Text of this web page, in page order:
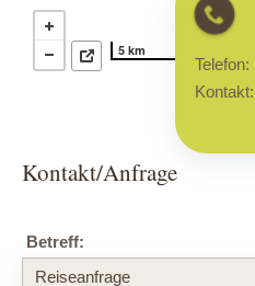
Telefon:
Kontakt:
5 km
Kontakt/Anfrage
Betreff: